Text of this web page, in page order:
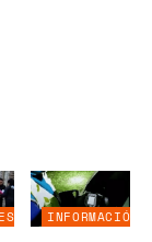
INFORMACIÓN